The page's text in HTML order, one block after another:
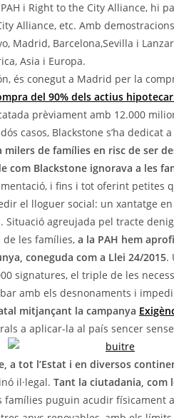
i Right to the City Alliance, hi
Alliance, etc. Amb
Madrid, Barcelona,Sevilla i
Asia i Europa.
és conegut a Madrid per la
del 90% dels actius
prèviament amb 12.000
casos, Blackstone s’ha
de famílies en risc de ser
com Blackstone ignorava a les
i fins i tot oferint petites
el lloguer social: un xantatge
Situació agreujada pel tracte
les famílies, a la PAH hem
coneguda com a Llei 24/2015.
signatures, el triple de les
amb els desnonaments i
mitjançant la campanya
a aplicar-la al país sencer
a tot l’Estat i en diversos
il·legal. Tant la ciutadania, com
famílies puguin acudir físicament